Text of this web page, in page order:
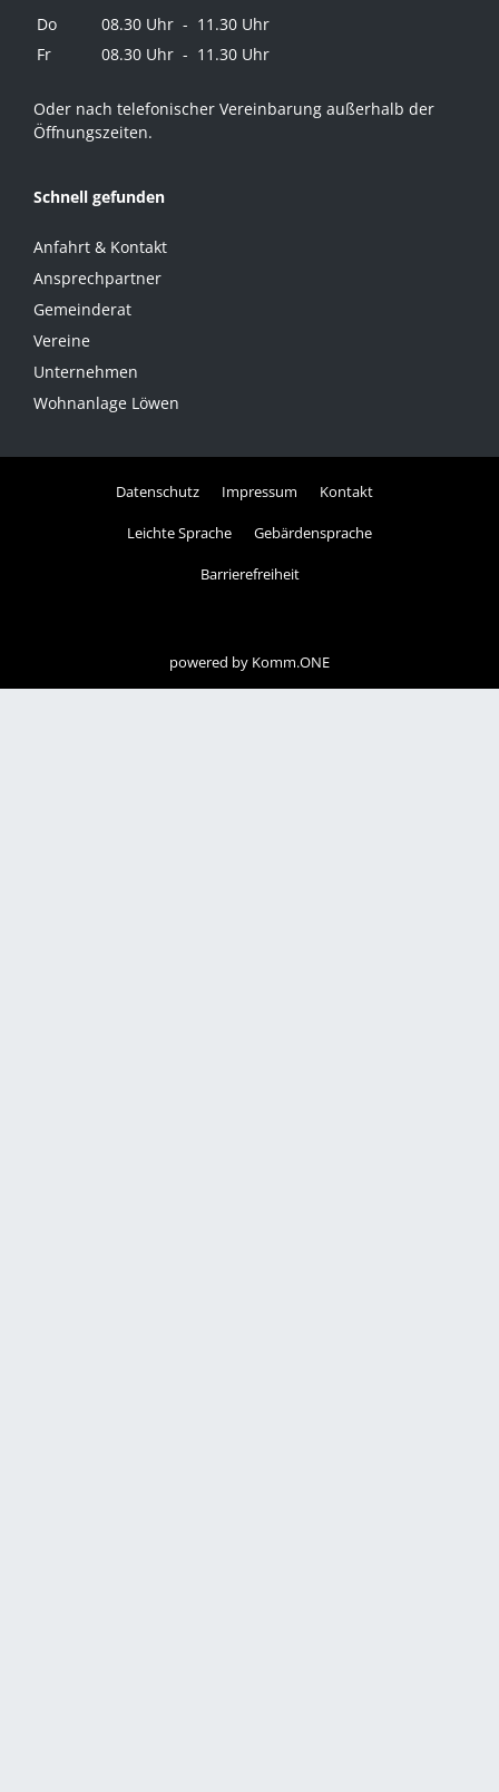
Do
08.30 Uhr - 11.30 Uhr
Fr
08.30 Uhr - 11.30 Uhr
Oder nach telefonischer Vereinbarung außerhalb der
Öffnungszeiten.
Schnell gefunden
Anfahrt & Kontakt
Ansprechpartner
Gemeinderat
Vereine
Unternehmen
Wohnanlage Löwen
Datenschutz Impressum Kontakt
Leichte Sprache Gebärdensprache
Barrierefreiheit
powered by Komm.ONE